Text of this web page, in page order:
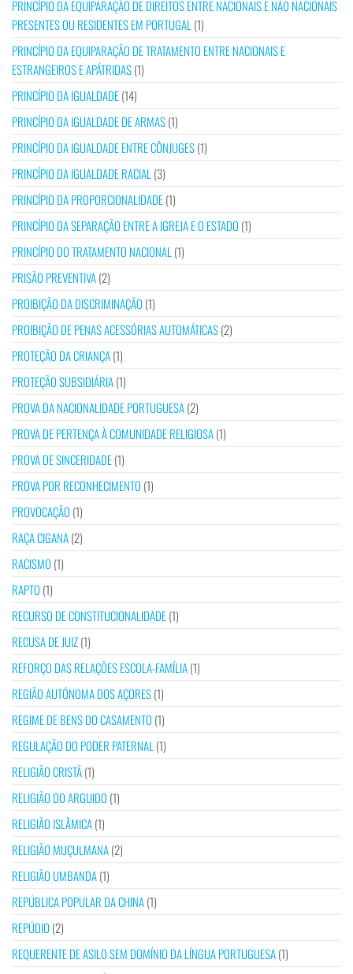
PRINCÍPIO DA EQUIPARAÇÃO DE DIREITOS ENTRE NACIONAIS E NÃO NACIONAIS
PRESENTES OU RESIDENTES EM PORTUGAL (1)
PRINCÍPIO DA EQUIPARAÇÃO DE TRATAMENTO ENTRE NACIONAIS E
ESTRANGEIROS E APÁTRIDAS(1)
PRINCÍPIO DA IGUALDADE(14)
PRINCÍPIO DA IGUALDADE DE ARMAS(1)
PRINCÍPIO DA IGUALDADE ENTRE CÔNJUGES(1)
PRINCÍPIO DA IGUALDADE RACIAL (3)
PRINCÍPIO DA PROPORCIONALIDADE(1)
PRINCÍPIO DA SEPARAÇÃO ENTRE A IGREJA E O ESTADO (1)
PRINCÍPIO DO TRATAMENTO NACIONAL (1)
PRISÃO PREVENTIVA(2)
PROIBIÇÃO DA DISCRIMINAÇÃO (1)
PROIBIÇÃO DE PENAS ACESSÓRIAS AUTOMÁTICAS(2)
PROTEÇÃO DA CRIANÇA(1)
PROTEÇÃO SUBSIDIÁRIA(1)
PROVA DA NACIONALIDADE PORTUGUESA(2)
PROVA DE PERTENÇA À COMUNIDADE RELIGIOSA(1)
PROVA DE SINCERIDADE(1)
PROVA POR RECONHECIMENTO (1)
PROVOCAÇÃO (1)
RAÇA CIGANA(2)
RACISMO (1)
RAPTO (1)
RECURSO DE CONSTITUCIONALIDADE(1)
RECUSA DE JUIZ(1)
REFORÇO DAS RELAÇÕES ESCOLA-FAMÍLIA(1)
REGIÃO AUTÓNOMA DOS AÇORES(1)
REGIME DE BENS DO CASAMENTO (1)
REGULAÇÃO DO PODER PATERNAL (1)
RELIGIÃO CRISTÃ(1)
RELIGIÃO DO ARGUIDO (1)
RELIGIÃO ISLÂMICA(1)
RELIGIÃO MUÇULMANA(2)
RELIGIÃO UMBANDA(1)
REPÚBLICA POPULAR DA CHINA(1)
REPÚDIO (2)
REQUERENTE DE ASILO SEM DOMÍNIO DA LÍNGUA PORTUGUESA(1)